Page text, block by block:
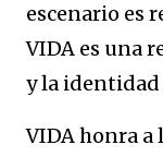
escenario es
VIDA es una
y la
VIDA honra a